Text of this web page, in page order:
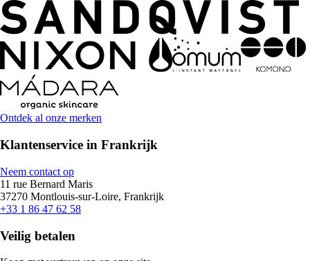
Ontdek al onze merken
Klantenservice in Frankrijk
Neem contact op
11 rue Bernard Maris
37270 Montlouis-sur-Loire, Frankrijk
+33 1 86 47 62 58
Veilig betalen